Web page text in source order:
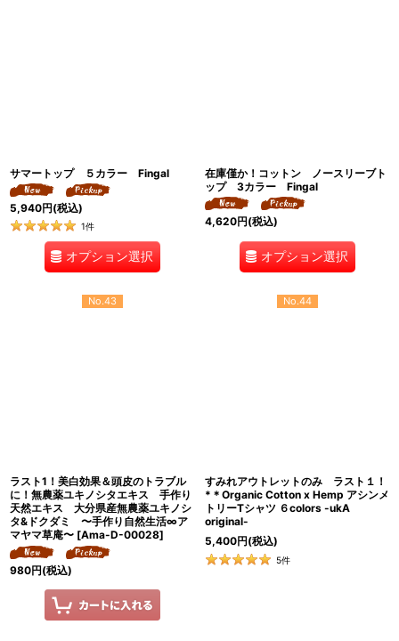
サマートップ ５カラー Fingal
5,940円(税込)
1件
オプション選択
在庫僅か！コットン ノースリーブト
ップ 3カラー Fingal
4,620円(税込)
オプション選択
No.43
ラスト1！美白効果＆頭皮のトラブル
に！無農薬ユキノシタエキス 手作り
天然エキス 大分県産無農薬ユキノシ
タ&ドクダミ 〜手作り自然生活∞ア
マヤマ草庵〜 [Ama-D-00028]
980円(税込)
No.44
すみれアウトレットのみ ラスト１！
*＊Organic Cotton x Hemp アシンメ
トリーTシャツ ６colors -ukA
original-
5,400円(税込)
5件